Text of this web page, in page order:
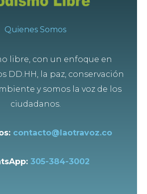
Quienes Somos
libre, con un enfoque en
DD.HH, la paz, conservación
y somos la voz de los
ciudadanos.
contacto@laotravoz.co
305-384-3002